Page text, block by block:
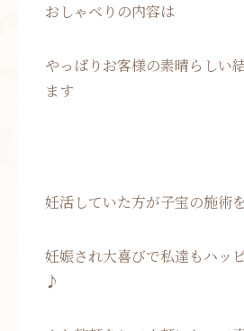
おしゃべりの内容は
やっぱりお客様の素晴らしい
ます
妊活していた方が子宝の施術
妊娠され大喜びで私達もハッ
♪